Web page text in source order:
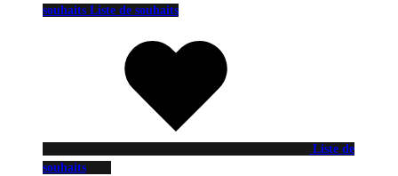
souhaits Liste de souhaits
Liste de
souhaits